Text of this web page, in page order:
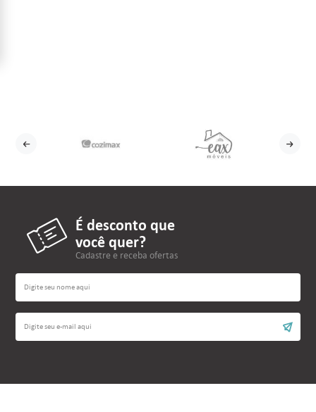
É desconto que
você quer?
Cadastre e receba ofertas